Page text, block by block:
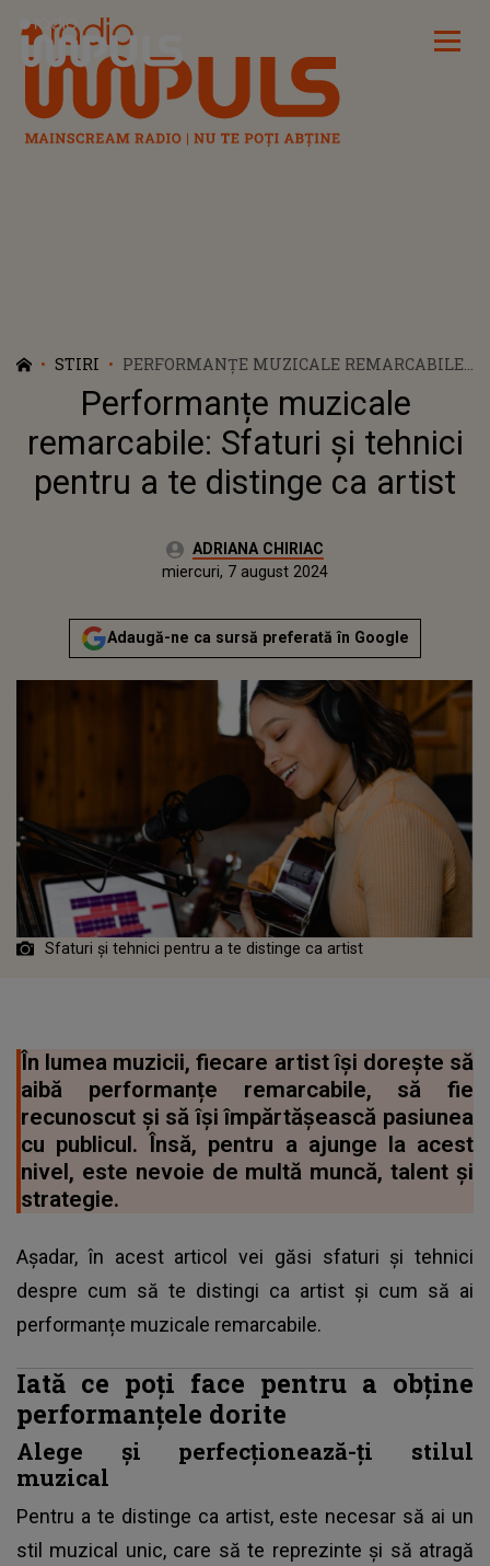
Radio Impuls
STIRI
PERFORMANȚE MUZICALE REMARCABILE:
SFATURI ȘI TEHNICI PENTRU A TE
DISTINGE CA ARTIST
Performanțe muzicale
remarcabile: Sfaturi și tehnici
pentru a te distinge ca artist
Autor:ADRIANA CHIRIAC
Actualizat:
miercuri, 7 august 2024
Adaugă-ne ca sursă preferată în Google
Sfaturi și tehnici pentru a te distinge ca artist
În lumea muzicii, fiecare artist își dorește să
aibă performanțe remarcabile, să fie
recunoscut și să își împărtășească pasiunea
cu publicul. Însă, pentru a ajunge la acest
nivel, este nevoie de multă muncă, talent și
strategie.
Așadar, în acest articol vei găsi sfaturi și tehnici
despre cum să te distingi ca artist și cum să ai
performanțe muzicale remarcabile.
Iată ce poți face pentru a obține
performanțele dorite
Alege și perfecționează-ți stilul
muzical
Pentru a te distinge ca artist, este necesar să ai un
stil muzical unic, care să te reprezinte și să atragă